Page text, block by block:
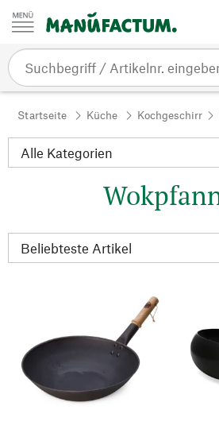
Zum Inhalt springen
Startseite Küche Kochgeschirr